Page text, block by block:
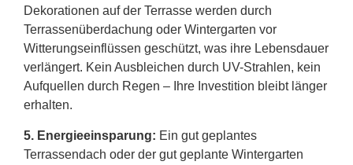
Dekorationen auf der Terrasse werden durch
Terrassenüberdachung oder Wintergarten vor
Witterungseinflüssen geschützt, was ihre Lebensdauer
verlängert. Kein Ausbleichen durch UV-Strahlen, kein
Aufquellen durch Regen – Ihre Investition bleibt länger
erhalten.
5. Energieeinsparung: Ein gut geplantes
Terrassendach oder der gut geplante Wintergarten